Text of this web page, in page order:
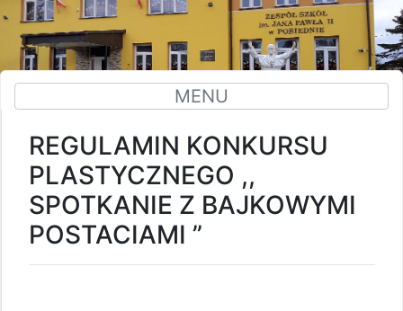
MENU
REGULAMIN KONKURSU
PLASTYCZNEGO ,,
SPOTKANIE Z BAJKOWYMI
POSTACIAMI ”